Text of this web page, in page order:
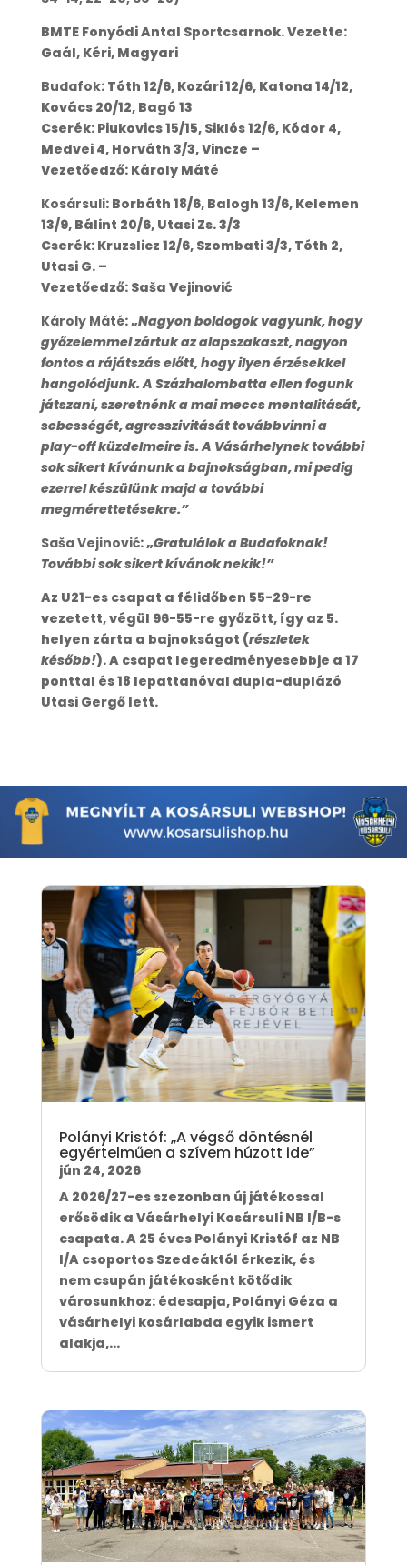
BMTE Fonyódi Antal Sportcsarnok. Vezette:
Gaál, Kéri, Magyari
Budafok: Tóth 12/6, Kozári 12/6, Katona 14/12,
Kovács 20/12, Bagó 13
Cserék: Piukovics 15/15, Siklós 12/6, Kódor 4,
Medvei 4, Horváth 3/3, Vincze –
Vezetőedző: Károly Máté
Kosársuli: Borbáth 18/6, Balogh 13/6, Kelemen
13/9, Bálint 20/6, Utasi Zs. 3/3
Cserék: Kruzslicz 12/6, Szombati 3/3, Tóth 2,
Utasi G. –
Vezetőedző: Saša Vejinović
Károly Máté: „Nagyon boldogok vagyunk, hogy
győzelemmel zártuk az alapszakaszt, nagyon
fontos a rájátszás előtt, hogy ilyen érzésekkel
hangolódjunk. A Százhalombatta ellen fogunk
játszani, szeretnénk a mai meccs mentalitását,
sebességét, agresszivitását továbbvinni a
play-off küzdelmeire is. A Vásárhelynek további
sok sikert kívánunk a bajnokságban, mi pedig
ezerrel készülünk majd a további
megmérettetésekre.”
Saša Vejinović: „Gratulálok a Budafoknak!
További sok sikert kívánok nekik!”
Az U21-es csapat a félidőben 55-29-re
vezetett, végül 96-55-re győzött, így az 5.
helyen zárta a bajnokságot (részletek
később!). A csapat legeredményesebbje a 17
ponttal és 18 lepattanóval dupla-duplázó
Utasi Gergő lett.
Polányi Kristóf: „A végső döntésnél
egyértelműen a szívem húzott ide”
jún 24, 2026
A 2026/27-es szezonban új játékossal
erősödik a Vásárhelyi Kosársuli NB I/B-s
csapata. A 25 éves Polányi Kristóf az NB
I/A csoportos Szedeáktól érkezik, és
nem csupán játékosként kötődik
városunkhoz: édesapja, Polányi Géza a
vásárhelyi kosárlabda egyik ismert
alakja,...